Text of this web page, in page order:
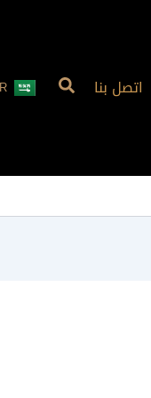
اتصل بنا